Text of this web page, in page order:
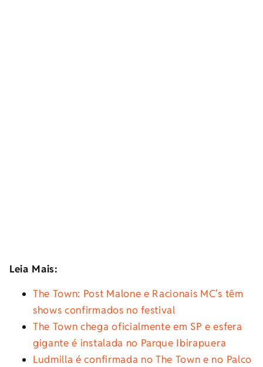
Leia Mais:
The Town: Post Malone e Racionais MC’s têm
shows confirmados no festival
The Town chega oficialmente em SP e esfera
gigante é instalada no Parque Ibirapuera
Ludmilla é confirmada no The Town e no Palco